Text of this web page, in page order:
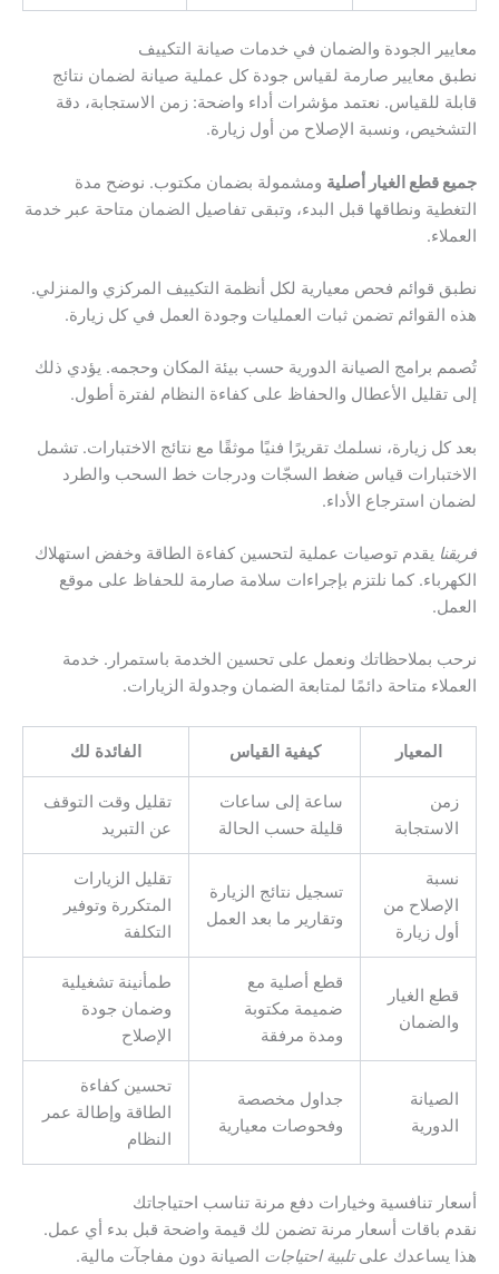
معايير الجودة والضمان في خدمات صيانة التكييف
نطبق معايير صارمة لقياس جودة كل عملية صيانة لضمان نتائج
قابلة للقياس. نعتمد مؤشرات أداء واضحة: زمن الاستجابة، دقة
التشخيص، ونسبة الإصلاح من أول زيارة.
جميع قطع الغيار أصلية ومشمولة بضمان مكتوب. نوضح مدة
التغطية ونطاقها قبل البدء، وتبقى تفاصيل الضمان متاحة عبر خدمة
العملاء.
نطبق قوائم فحص معيارية لكل أنظمة التكييف المركزي والمنزلي.
هذه القوائم تضمن ثبات العمليات وجودة العمل في كل زيارة.
تُصمم برامج الصيانة الدورية حسب بيئة المكان وحجمه. يؤدي ذلك
إلى تقليل الأعطال والحفاظ على كفاءة النظام لفترة أطول.
بعد كل زيارة، نسلمك تقريرًا فنيًا موثقًا مع نتائج الاختبارات. تشمل
الاختبارات قياس ضغط السجّات ودرجات خط السحب والطرد
لضمان استرجاع الأداء.
فريقنا يقدم توصيات عملية لتحسين كفاءة الطاقة وخفض استهلاك
الكهرباء. كما نلتزم بإجراءات سلامة صارمة للحفاظ على موقع
العمل.
نرحب بملاحظاتك ونعمل على تحسين الخدمة باستمرار. خدمة
العملاء متاحة دائمًا لمتابعة الضمان وجدولة الزيارات.
المعيار كيفية القياس الفائدة لك
زمن
الاستجابة
ساعة إلى ساعات
قليلة حسب الحالة
تقليل وقت التوقف
عن التبريد
نسبة
الإصلاح من
أول زيارة
تسجيل نتائج الزيارة
وتقارير ما بعد العمل
تقليل الزيارات
المتكررة وتوفير
التكلفة
قطع الغيار
والضمان
قطع أصلية مع
ضميمة مكتوبة
ومدة مرفقة
طمأنينة تشغيلية
وضمان جودة
الإصلاح
الصيانة
الدورية
جداول مخصصة
وفحوصات معيارية
تحسين كفاءة
الطاقة وإطالة عمر
النظام
أسعار تنافسية وخيارات دفع مرنة تناسب احتياجاتك
نقدم باقات أسعار مرنة تضمن لك قيمة واضحة قبل بدء أي عمل.
هذا يساعدك علىتلبية احتياجات الصيانة دون مفاجآت مالية.